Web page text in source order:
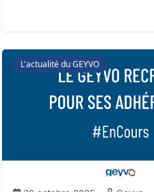
L'actualité du GEYVO